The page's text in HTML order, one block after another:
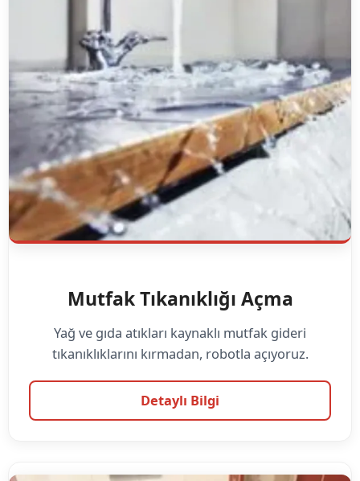
Mutfak Tıkanıklığı Açma
Yağ ve gıda atıkları kaynaklı mutfak gideri
tıkanıklıklarını kırmadan, robotla açıyoruz.
Detaylı Bilgi